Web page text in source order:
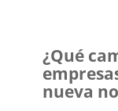
¿Qué
nueva